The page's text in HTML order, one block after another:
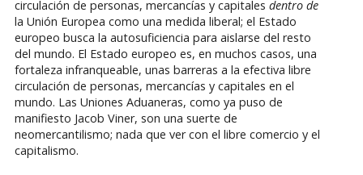
circulación de personas, mercancías y capitales dentro de
la Unión Europea como una medida liberal; el Estado
europeo busca la autosuficiencia para aislarse del resto
del mundo. El Estado europeo es, en muchos casos, una
fortaleza infranqueable, unas barreras a la efectiva libre
circulación de personas, mercancías y capitales en el
mundo. Las Uniones Aduaneras, como ya puso de
manifiesto Jacob Viner, son una suerte de
neomercantilismo; nada que ver con el libre comercio y el
capitalismo.